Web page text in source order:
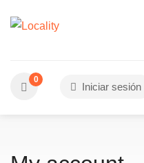
0
Iniciar sesión